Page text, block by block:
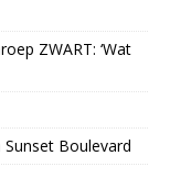
ZWART: ‘Wat
Sunset Boulevard